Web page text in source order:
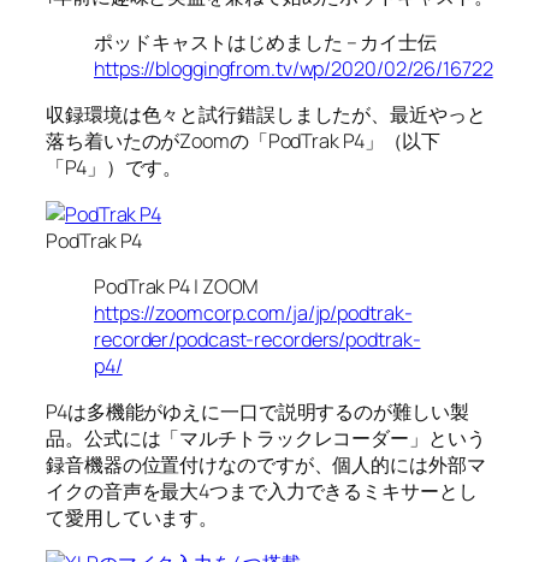
ポッドキャストはじめました – カイ士伝
https://bloggingfrom.tv/wp/2020/02/26/16722
収録環境は色々と試行錯誤しましたが、最近やっと
落ち着いたのがZoomの「PodTrak P4」（以下
「P4」）です。
PodTrak P4
PodTrak P4 | ZOOM
https://zoomcorp.com/ja/jp/podtrak-
recorder/podcast-recorders/podtrak-
p4/
P4は多機能がゆえに一口で説明するのが難しい製
品。公式には「マルチトラックレコーダー」という
録音機器の位置付けなのですが、個人的には外部マ
イクの音声を最大4つまで入力できるミキサーとし
て愛用しています。